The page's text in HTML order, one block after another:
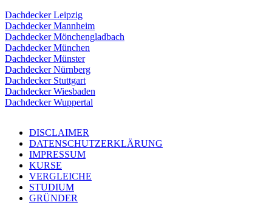
Dachdecker Leipzig
Dachdecker Mannheim
Dachdecker Mönchengladbach
Dachdecker München
Dachdecker Münster
Dachdecker Nürnberg
Dachdecker Stuttgart
Dachdecker Wiesbaden
Dachdecker Wuppertal
DISCLAIMER
DATENSCHUTZERKLÄRUNG
IMPRESSUM
KURSE
VERGLEICHE
STUDIUM
GRÜNDER